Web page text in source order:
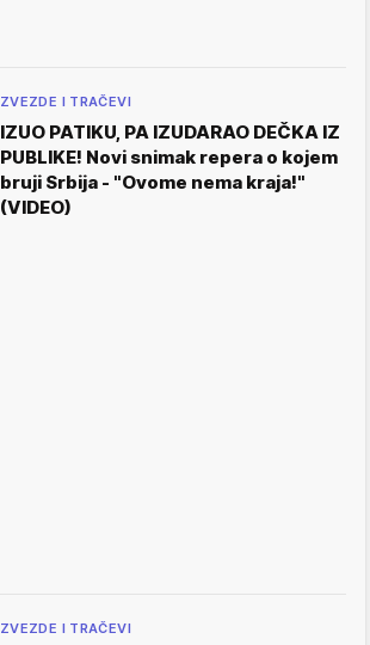
ZVEZDE I TRAČEVI
IZUO PATIKU, PA IZUDARAO DEČKA IZ
PUBLIKE! Novi snimak repera o kojem
bruji Srbija - "Ovome nema kraja!"
(VIDEO)
ZVEZDE I TRAČEVI